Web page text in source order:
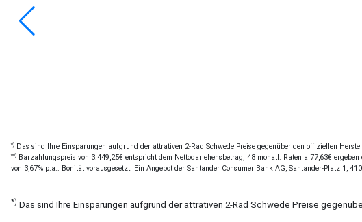
*) Das sind Ihre Einsparungen aufgrund der attrativen 2-Rad Schwede Preise gegenüber den offiziellen
**) Barzahlungspreis von 3.449,25€ entspricht dem Nettodarlehensbetrag; 48 monatl. Raten a 77,63€
von 3,67% p.a.. Bonität vorausgesetzt. Ein Angebot der Santander Consumer Bank AG, Santander-Platz 1,
*) Das sind Ihre Einsparungen aufgrund der attrativen 2-Rad Schwede Preise